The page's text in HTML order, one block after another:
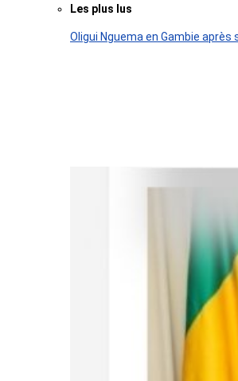
Les plus lus
Oligui Nguema en Gambie après